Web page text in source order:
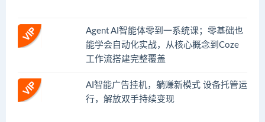
Agent AI智能体零到一系统课；零基础也
能学会自动化实战，从核心概念到Coze
工作流搭建完整覆盖
AI智能广告挂机，躺赚新模式 设备托管运
行，解放双手持续变现